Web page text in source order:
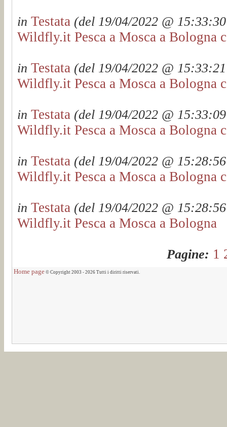
in Testata (del 19/04/2022 @
Wildfly.it Pesca a Mosca a Bologna
in Testata (del 19/04/2022 @
Wildfly.it Pesca a Mosca a Bologna
in Testata (del 19/04/2022 @
Wildfly.it Pesca a Mosca a Bologna
in Testata (del 19/04/2022 @
Wildfly.it Pesca a Mosca a Bologna
in Testata (del 19/04/2022 @
Wildfly.it Pesca a Mosca a Bologna
Pagine: 1
Home page © Copyright 2003 - 2026 Tutti i diritti riservati.